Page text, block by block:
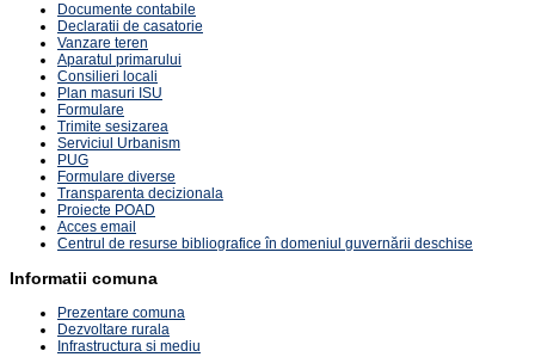
Documente contabile
Declaratii de casatorie
Vanzare teren
Aparatul primarului
Consilieri locali
Plan masuri ISU
Formulare
Trimite sesizarea
Serviciul Urbanism
PUG
Formulare diverse
Transparenta decizionala
Proiecte POAD
Acces email
Centrul de resurse bibliografice în domeniul guvernării deschise
Informatii comuna
Prezentare comuna
Dezvoltare rurala
Infrastructura si mediu